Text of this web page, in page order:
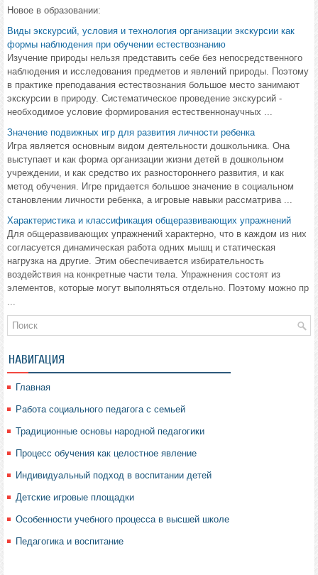
Новое в образовании:
Виды экскурсий, условия и технология организации экскурсии как
формы наблюдения при обучении естествознанию
Изучение природы нельзя представить себе без непосредственного
наблюдения и исследования предметов и явлений природы. Поэтому
в практике преподавания естествознания большое место занимают
экскурсии в природу. Систематическое проведение экскурсий -
необходимое условие формирования естественнонаучных ...
Значение подвижных игр для развития личности ребенка
Игра является основным видом деятельности дошкольника. Она
выступает и как форма организации жизни детей в дошкольном
учреждении, и как средство их разностороннего развития, и как
метод обучения. Игре придается большое значение в социальном
становлении личности ребенка, а игровые навыки рассматрива ...
Характеристика и классификация общеразвивающих упражнений
Для общеразвивающих упражнений характерно, что в каждом из них
согласуется динамическая работа одних мышц и статическая
нагрузка на другие. Этим обеспечивается избирательность
воздействия на конкретные части тела. Упражнения состоят из
элементов, которые могут выполняться отдельно. Поэтому можно пр
...
НАВИГАЦИЯ
Главная
Работа социального педагога с семьей
Традиционные основы народной педагогики
Процесс обучения как целостное явление
Индивидуальный подход в воспитании детей
Детские игровые площадки
Особенности учебного процесса в высшей школе
Педагогика и воспитание